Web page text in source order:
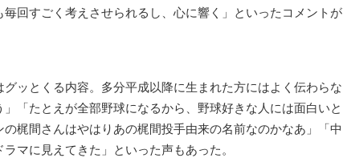
回すごく考えさせられるし、心に響く」といったコメントが
ッとくる内容。多分平成以降に生まれた方にはよく伝わらな
「たとえが全部野球になるから、野球好きな人には面白いと
梶間さんはやはりあの梶間投手由来の名前なのかなあ」「中
マに見えてきた」といった声もあった。